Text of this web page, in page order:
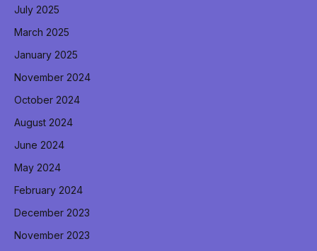
July 2025
March 2025
January 2025
November 2024
October 2024
August 2024
June 2024
May 2024
February 2024
December 2023
November 2023